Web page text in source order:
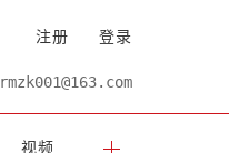
注册 登录
rmzk001@163.com
视频